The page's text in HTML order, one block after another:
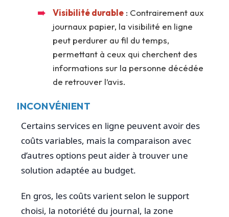
Visibilité durable : Contrairement aux
journaux papier, la visibilité en ligne
peut perdurer au fil du temps,
permettant à ceux qui cherchent des
informations sur la personne décédée
de retrouver l’avis.
INCONVÉNIENT
Certains services en ligne peuvent avoir des
coûts variables, mais la comparaison avec
d’autres options peut aider à trouver une
solution adaptée au budget.
En gros, les coûts varient selon le support
choisi, la notoriété du journal, la zone